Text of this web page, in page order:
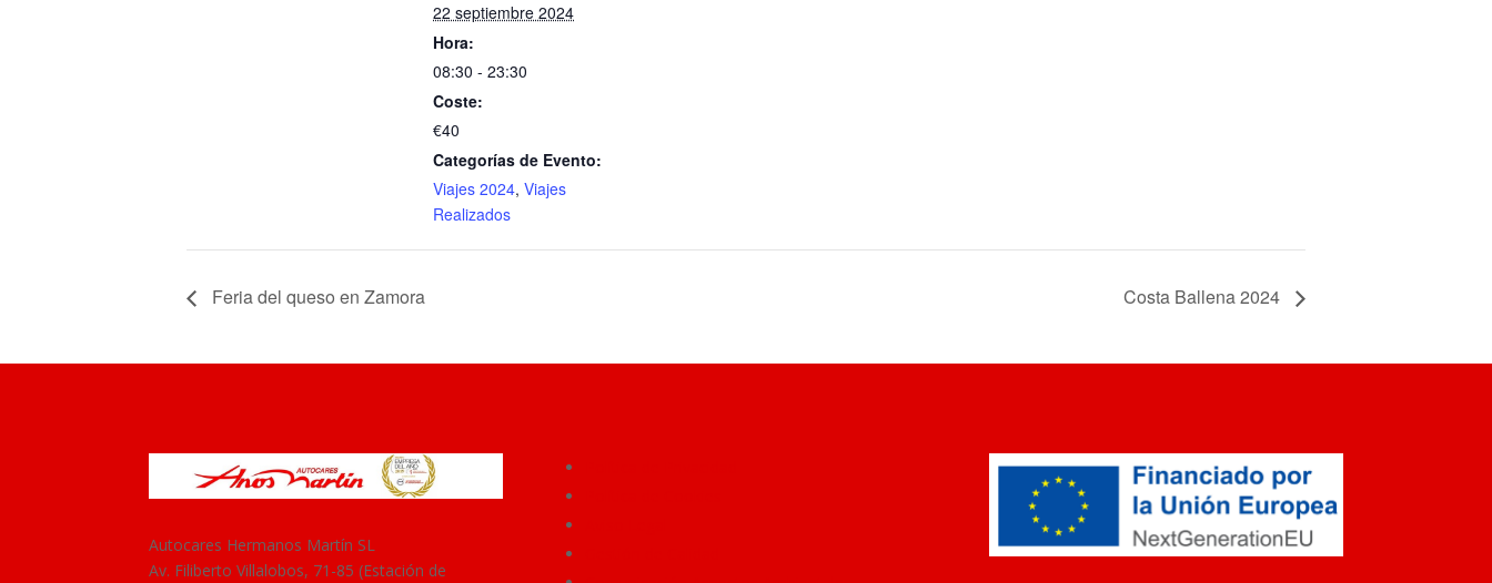
22 septiembre 2024
Hora:
08:30 - 23:30
Coste:
€40
Categorías de Evento:
Viajes 2024, Viajes
Realizados
Feria del queso en Zamora Costa Ballena 2024
Autocares Hermanos Martín SL
Av. Filiberto Villalobos, 71-85 (Estación de